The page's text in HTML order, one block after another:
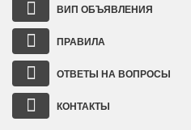
ВИП ОБЪЯВЛЕНИЯ
ПРАВИЛА
ОТВЕТЫ НА ВОПРОСЫ
КОНТАКТЫ